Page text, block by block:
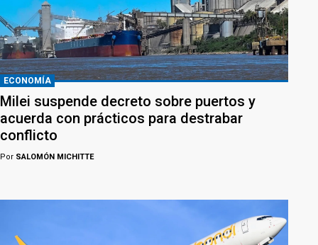
ECONOMÍA
Milei suspende decreto sobre puertos y
acuerda con prácticos para destrabar
conflicto
Por SALOMÓN MICHITTE